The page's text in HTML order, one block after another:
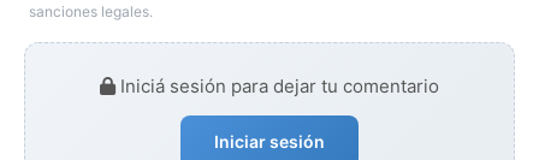
sanciones legales.
Iniciá sesión para dejar tu comentario
Iniciar sesión